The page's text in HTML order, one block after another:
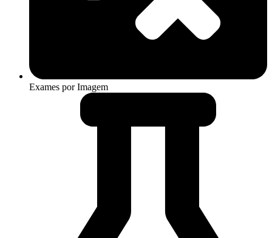
Exames por Imagem